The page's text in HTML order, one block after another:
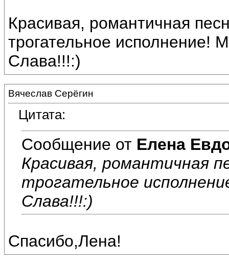
Красивая, романтичная
трогательное исполнение!
Слава!!!:)
Вячеслав Серёгин
Цитата:
Сообщение от Елена
Красивая, романтичная
трогательное
Слава!!!:)
Спасибо,Лена!